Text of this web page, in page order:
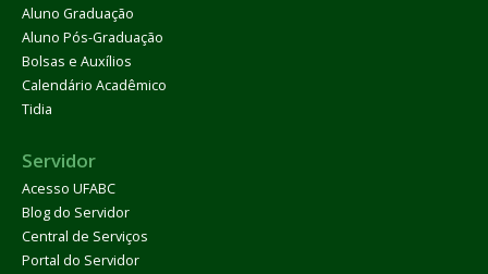
Aluno Graduação
Aluno Pós-Graduação
Bolsas e Auxílios
Calendário Acadêmico
Tidia
Servidor
Acesso UFABC
Blog do Servidor
Central de Serviços
Portal do Servidor